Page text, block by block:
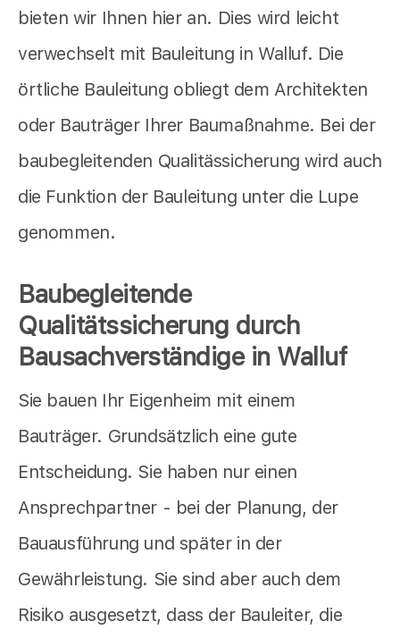
bieten wir Ihnen hier an. Dies wird leicht
verwechselt mit Bauleitung in Walluf. Die
örtliche Bauleitung obliegt dem Architekten
oder Bauträger Ihrer Baumaßnahme. Bei der
baubegleitenden Qualitässicherung wird auch
die Funktion der Bauleitung unter die Lupe
genommen.
Baubegleitende
Qualitätssicherung durch
Bausachverständige in Walluf
Sie bauen Ihr Eigenheim mit einem
Bauträger. Grundsätzlich eine gute
Entscheidung. Sie haben nur einen
Ansprechpartner - bei der Planung, der
Bauausführung und später in der
Gewährleistung. Sie sind aber auch dem
Risiko ausgesetzt, dass der Bauleiter, die